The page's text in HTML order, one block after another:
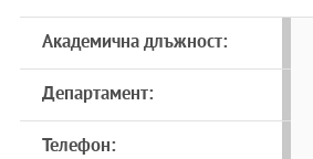
Академична длъжност:
Департамент:
Телефон: